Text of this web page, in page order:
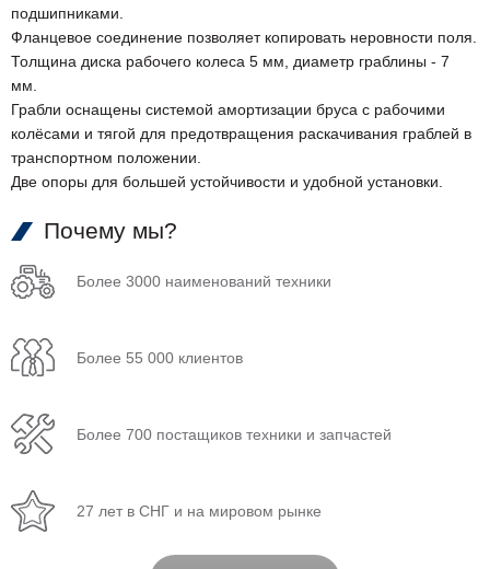
подшипниками.
Фланцевое соединение позволяет копировать неровности поля.
Толщина диска рабочего колеса 5 мм, диаметр граблины - 7
мм.
Грабли оснащены системой амортизации бруса с рабочими
колёсами и тягой для предотвращения раскачивания граблей в
транспортном положении.
Две опоры для большей устойчивости и удобной установки.
Почему мы?
Более 3000 наименований техники
Более 55 000 клиентов
Более 700 постащиков техники и запчастей
27 лет в СНГ и на мировом рынке